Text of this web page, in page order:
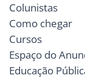
Colunistas
Como chegar
Cursos
Espaço do
Educação